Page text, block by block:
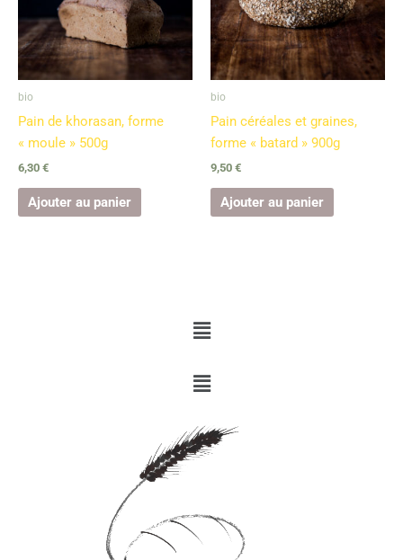
bio
Pain de khorasan, forme
« moule » 500g
6,30 €
Ajouter au panier
bio
Pain céréales et graines,
forme « batard » 900g
9,50 €
Ajouter au panier
Menu
Menu